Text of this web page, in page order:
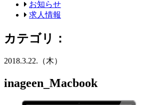
お知らせ
求人情報
カテゴリ：
2018.3.22.（木）
inageen_Macbook